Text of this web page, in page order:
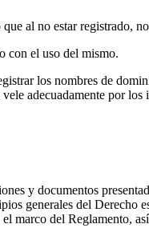
al no estar registrado,
con el uso del mismo.
los nombres de
adecuadamente por los
y documentos
generales del Derecho
marco del Reglamento,